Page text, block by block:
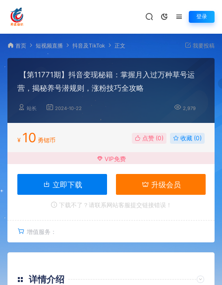
登录
首页 短视频直播 抖音及TikTok 正文 我要投稿
【第11771期】抖音变现秘籍：掌握月入过万种草号运
营，揭秘养号潜规则，涨粉技巧全攻略
站长 2024-10-22 2,979
¥ 10 勇锶币 点赞 (0) 收藏 (0)
VIP免费
立即下载 升级会员
下载不了？请联系网站客服提交链接错误！
增值服务：
详情介绍